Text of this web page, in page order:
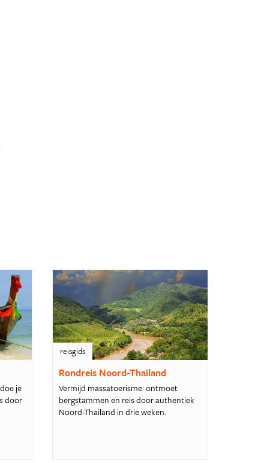
je
door
reisgids
Rondreis Noord-Thailand
Vermijd massatoerisme: ontmoet
bergstammen en reis door authentiek
Noord-Thailand in drie weken.